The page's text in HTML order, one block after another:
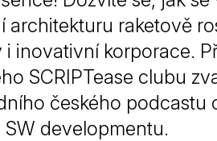
architekturu raketově
inovativní korporace.
SCRIPTease clubu
českého podcastu
SW developmentu.